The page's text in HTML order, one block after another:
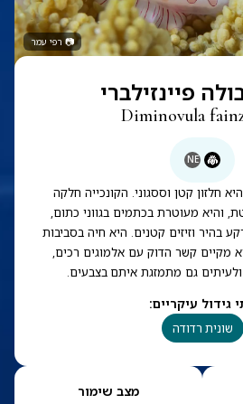
📷 רפי עמר
פיינזילברי
Diminovula
NE
היא חלזון קטן וססגוני. הקונכייה חלקה
והיא מעוטרת בכתמים בגווני כתום,
בהיר וזיזים קטנים. היא חיה בסביבות
מקיים קשר הדוק עם אלמוגים רכים,
ולעיתים גם מתמזגת איתם בצבעים.
גידול עיקריים:
שונית רדודה
מצב שימור